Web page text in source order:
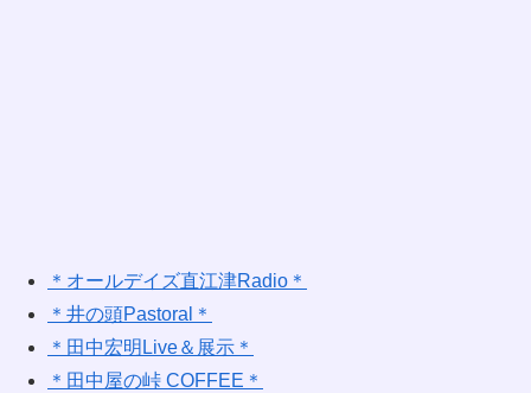
＊オールデイズ直江津Radio＊
＊井の頭Pastoral＊
＊田中宏明Live＆展示＊
＊田中屋の峠 COFFEE＊